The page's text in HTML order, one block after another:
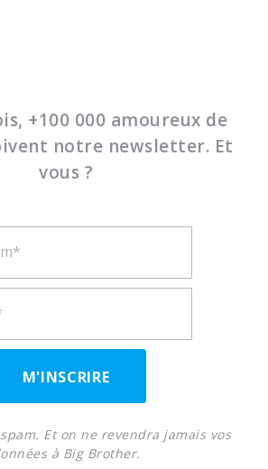
+100 000 amoureux de
notre newsletter. Et
vous ?
M'INSCRIRE
Et on ne revendra jamais vos
à Big Brother.